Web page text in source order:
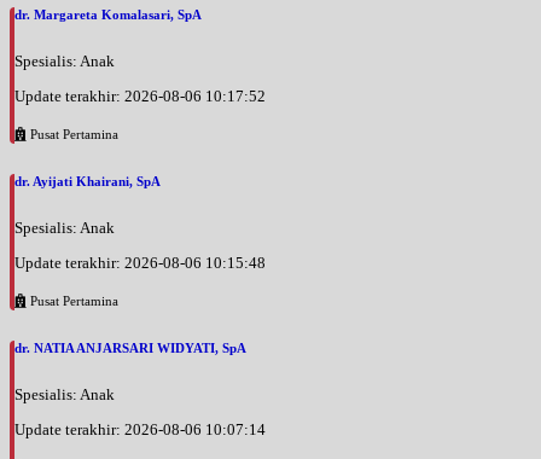
dr. Margareta Komalasari, SpA
Spesialis: Anak
Update terakhir: 2026-08-06 10:17:52
Pusat Pertamina
dr. Ayijati Khairani, SpA
Spesialis: Anak
Update terakhir: 2026-08-06 10:15:48
Pusat Pertamina
dr. NATIA ANJARSARI WIDYATI, SpA
Spesialis: Anak
Update terakhir: 2026-08-06 10:07:14